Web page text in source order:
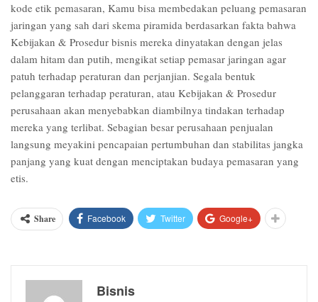
kode etik pemasaran, Kamu bisa membedakan peluang pemasaran
jaringan yang sah dari skema piramida berdasarkan fakta bahwa
Kebijakan & Prosedur bisnis mereka dinyatakan dengan jelas
dalam hitam dan putih, mengikat setiap pemasar jaringan agar
patuh terhadap peraturan dan perjanjian. Segala bentuk
pelanggaran terhadap peraturan, atau Kebijakan & Prosedur
perusahaan akan menyebabkan diambilnya tindakan terhadap
mereka yang terlibat. Sebagian besar perusahaan penjualan
langsung meyakini pencapaian pertumbuhan dan stabilitas jangka
panjang yang kuat dengan menciptakan budaya pemasaran yang
etis.
Share Facebook Twitter Google+
Bisnis